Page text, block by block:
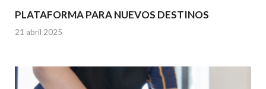
PLATAFORMA PARA NUEVOS DESTINOS
21 abril 2025